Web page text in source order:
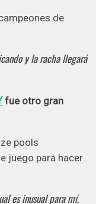
de
y la racha llegará
fue otro gran
pools
juego para hacer
es inusual para mí,